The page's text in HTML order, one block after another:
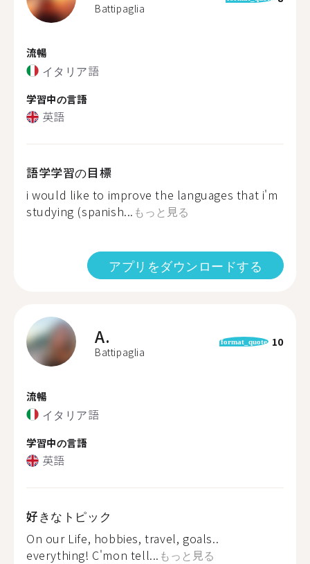
Battipaglia
流暢
イタリア語
学習中の言語
英語
語学学習の目標
i would like to improve the languages that i'm
studying (spanish... もっと見る
アプリをダウンロードする
A.
Battipaglia
format_quote 10
流暢
イタリア語
学習中の言語
英語
好きなトピック
On our Life, hobbies, travel, goals..
everything! C'mon tell... もっと見る